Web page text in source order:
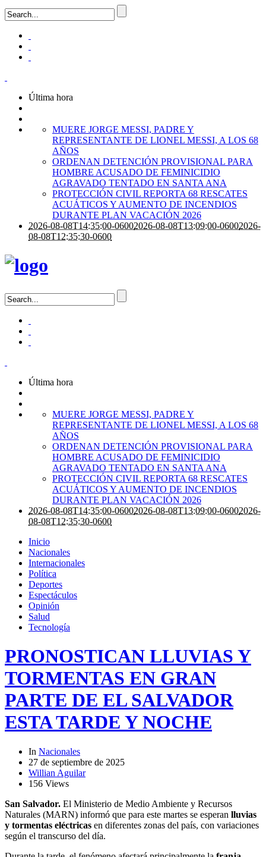
Última hora
MUERE JORGE MESSI, PADRE Y
REPRESENTANTE DE LIONEL MESSI, A LOS 68
AÑOS
ORDENAN DETENCIÓN PROVISIONAL PARA
HOMBRE ACUSADO DE FEMINICIDIO
AGRAVADO TENTADO EN SANTA ANA
PROTECCIÓN CIVIL REPORTA 68 RESCATES
ACUÁTICOS Y AUMENTO DE INCENDIOS
DURANTE PLAN VACACIÓN 2026
2026-08-08T14:35:00-06002026-08-08T13:09:00-06002026-
08-08T12:35:30-0600
Última hora
MUERE JORGE MESSI, PADRE Y
REPRESENTANTE DE LIONEL MESSI, A LOS 68
AÑOS
ORDENAN DETENCIÓN PROVISIONAL PARA
HOMBRE ACUSADO DE FEMINICIDIO
AGRAVADO TENTADO EN SANTA ANA
PROTECCIÓN CIVIL REPORTA 68 RESCATES
ACUÁTICOS Y AUMENTO DE INCENDIOS
DURANTE PLAN VACACIÓN 2026
2026-08-08T14:35:00-06002026-08-08T13:09:00-06002026-
08-08T12:35:30-0600
Inicio
Nacionales
Internacionales
Política
Deportes
Espectáculos
Opinión
Salud
Tecnología
PRONOSTICAN LLUVIAS Y
TORMENTAS EN GRAN
PARTE DE EL SALVADOR
ESTA TARDE Y NOCHE
In Nacionales
27 de septiembre de 2025
Willian Aguilar
156 Views
San Salvador. El Ministerio de Medio Ambiente y Recursos
Naturales (MARN) informó que para este martes se esperan lluvias
y tormentas eléctricas en diferentes zonas del país, con variaciones
según el transcurso del día.